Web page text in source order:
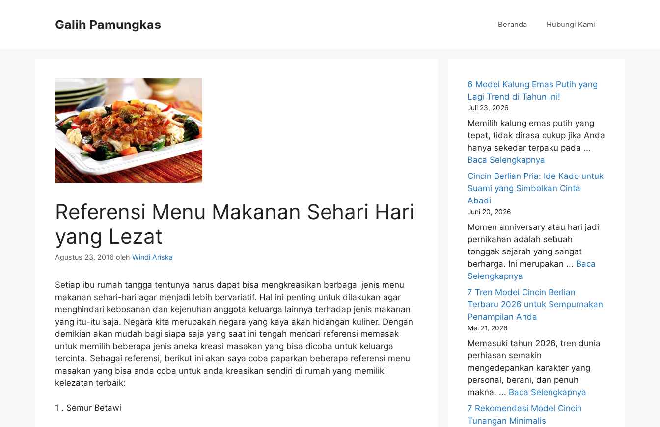
Galih Pamungkas Beranda Hubungi Kami
Referensi Menu Makanan Sehari Hari
yang Lezat
Agustus 23, 2016 oleh Windi Ariska
Setiap ibu rumah tangga tentunya harus dapat bisa mengkreasikan berbagai jenis menu
makanan sehari-hari agar menjadi lebih bervariatif. Hal ini penting untuk dilakukan agar
menghindari kebosanan dan kejenuhan anggota keluarga lainnya terhadap jenis makanan
yang itu-itu saja. Negara kita merupakan negara yang kaya akan hidangan kuliner. Dengan
demikian akan mudah bagi siapa saja yang saat ini tengah mencari referensi memasak
untuk memilih beberapa jenis aneka kreasi masakan yang bisa dicoba untuk keluarga
tercinta. Sebagai referensi, berikut ini akan saya coba paparkan beberapa referensi menu
masakan yang bisa anda coba untuk anda kreasikan sendiri di rumah yang memiliki
kelezatan terbaik:
1 . Semur Betawi
6 Model Kalung Emas Putih yang
Lagi Trend di Tahun Ini!
Juli 23, 2026
Memilih kalung emas putih yang
tepat, tidak dirasa cukup jika Anda
hanya sekedar terpaku pada ...
Baca Selengkapnya
Cincin Berlian Pria: Ide Kado untuk
Suami yang Simbolkan Cinta
Abadi
Juni 20, 2026
Momen anniversary atau hari jadi
pernikahan adalah sebuah
tonggak sejarah yang sangat
berharga. Ini merupakan ... Baca
Selengkapnya
7 Tren Model Cincin Berlian
Terbaru 2026 untuk Sempurnakan
Penampilan Anda
Mei 21, 2026
Memasuki tahun 2026, tren dunia
perhiasan semakin
mengedepankan karakter yang
personal, berani, dan penuh
makna. ... Baca Selengkapnya
7 Rekomendasi Model Cincin
Tunangan Minimalis